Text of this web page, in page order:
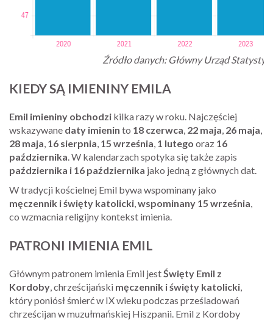
Źródło danych: Główny Urząd
KIEDY SĄ IMIENINY EMILA
Emil imieniny obchodzi kilka razy w roku. Najczęściej
wskazywane daty imienin to 18 czerwca, 22 maja, 26 maja,
28 maja, 16 sierpnia, 15 września, 1 lutego oraz 16
października. W kalendarzach spotyka się także zapis
października i 16 października jako jedną z głównych dat.
W tradycji kościelnej Emil bywa wspominany jako
męczennik i święty katolicki,wspominany 15 września,
co wzmacnia religijny kontekst imienia.
PATRONI IMIENIA EMIL
Głównym patronem imienia Emil jestŚwięty Emil z
Kordoby, chrześcijański męczennik i święty katolicki,
który poniósł śmierć w IX wieku podczas prześladowań
chrześcijan w muzułmańskiej Hiszpanii. Emil z Kordoby